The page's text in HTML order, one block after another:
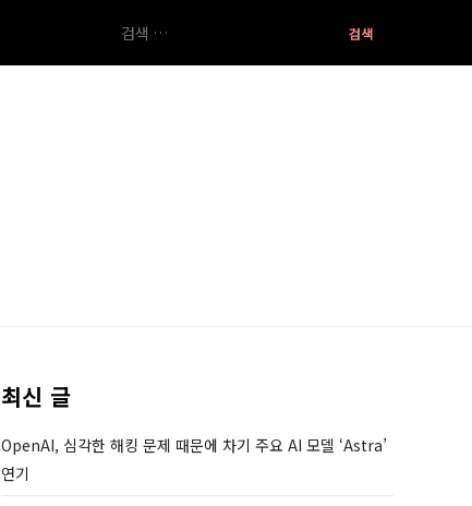
색:
최신 글
OpenAI, 심각한 해킹 문제 때문에 차기 주요 AI 모델 ‘Astra’
연기